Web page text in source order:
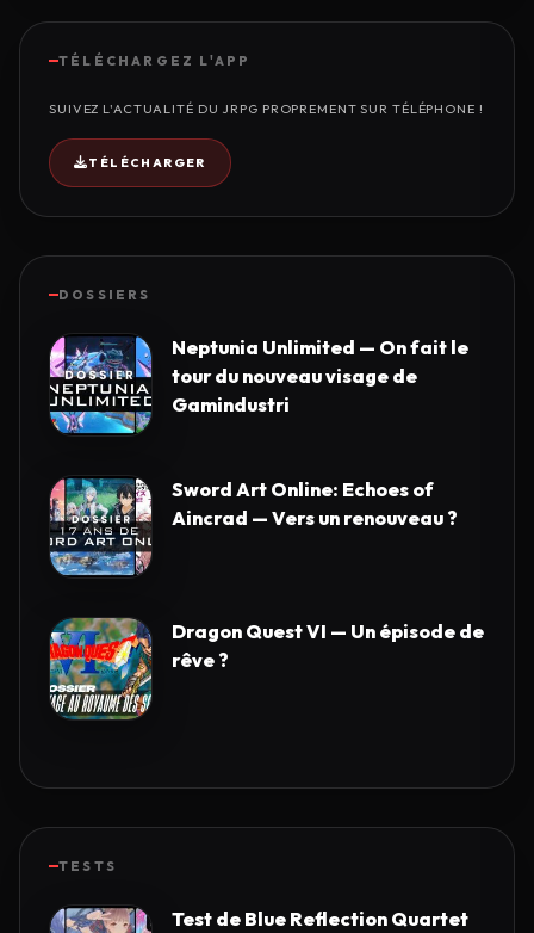
TÉLÉCHARGEZ L'APP
SUIVEZ L'ACTUALITÉ DU JRPG PROPREMENT SUR TÉLÉPHONE !
TÉLÉCHARGER
DOSSIERS
Neptunia Unlimited — On fait le
tour du nouveau visage de
Gamindustri
Sword Art Online: Echoes of
Aincrad — Vers un renouveau ?
Dragon Quest VI — Un épisode de
rêve ?
TESTS
Test de Blue Reflection Quartet